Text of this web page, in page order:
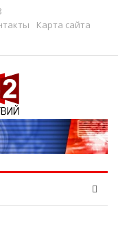
Карта сайта